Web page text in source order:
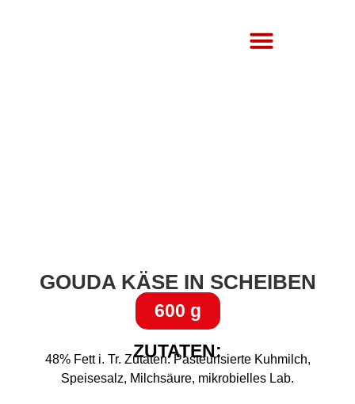
GOUDA KÄSE IN SCHEIBEN
600 g
ZUTATEN:
48% Fett i. Tr. Zutaten: Pasteurisierte Kuhmilch,
Speisesalz, Milchsäure, mikrobielles Lab.